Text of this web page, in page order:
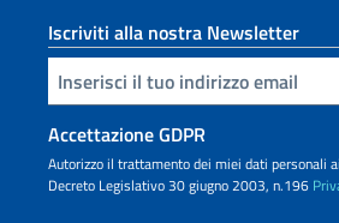
Iscriviti alla nostra Newsletter
Inserisci la tua email
Accettazione GDPR
Autorizzo il trattamento dei miei dati personali
Decreto Legislativo 30 giugno 2003, n.196